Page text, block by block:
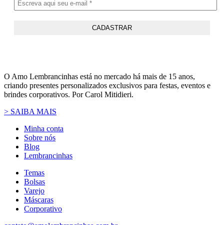
O Amo Lembrancinhas está no mercado há mais de 15 anos,
criando presentes personalizados exclusivos para festas, eventos e
brindes corporativos. Por Carol Mitidieri.
> SAIBA MAIS
Minha conta
Sobre nós
Blog
Lembrancinhas
Temas
Bolsas
Varejo
Máscaras
Corporativo